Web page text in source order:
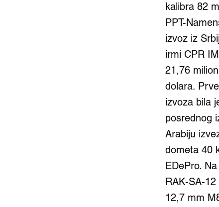
kalibra 82
PPT-
izvoz iz
irmi CPR
21,76
dolara.
izvoza bila
posrednog
Arabiju
dometa 40
EDePro.
RAK-SA-
12,7 mm